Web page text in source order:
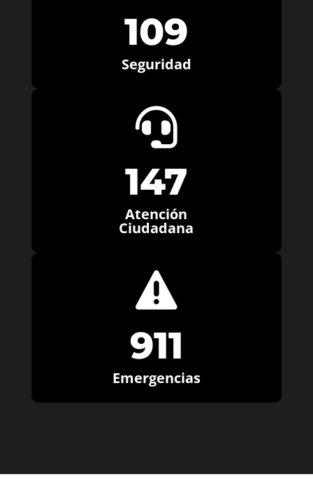
109
Seguridad

147
Atención
Ciudadana

911
Emergencias